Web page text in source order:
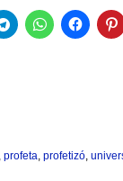
profeta profetizó